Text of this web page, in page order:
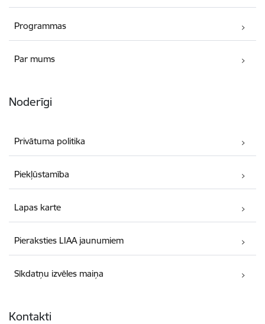
Programmas
Par mums
Noderīgi
Privātuma politika
Piekļūstamība
Lapas karte
Pieraksties LIAA jaunumiem
Sīkdatņu izvēles maiņa
Kontakti